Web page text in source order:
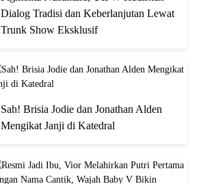
Dialog Tradisi dan Keberlanjutan Lewat
Trunk Show Eksklusif
Sah! Brisia Jodie dan Jonathan Alden
Mengikat Janji di Katedral